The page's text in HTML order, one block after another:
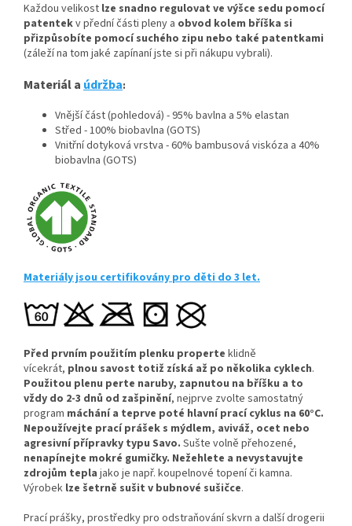
Každou velikost lze snadno regulovat ve výšce sedu pomocí
patentekv přední části pleny a obvod kolem bříška si
přizpůsobíte pomocí suchého zipu nebo také patentkami
(záleží na tom jaké zapínaní jste si při nákupu vybrali).
Materiál a údržba:
Vnější část (pohledová) - 95% bavlna a 5% elastan
Střed - 100% biobavlna (GOTS)
Vnitřní dotyková vrstva - 60% bambusová viskóza a 40%
biobavlna (GOTS)
Materiály jsou certifikovány pro děti do 3 let.
Před prvním použitím plenku properte klidně
vícekrát, plnou savost totiž získá až po několika cyklech.
Použitou plenu perte naruby, zapnutou na bříšku a to
vždy do 2-3 dnů od zašpinění, nejprve zvolte samostatný
program máchání a teprve poté hlavní prací cyklus na 60°C.
Nepoužívejte prací prášek s mýdlem, aviváž, ocet nebo
agresivní přípravky typu Savo. Sušte volně přehozené,
nenapínejte mokré gumičky. Nežehlete a nevystavujte
zdrojům tepla jako je např. koupelnové topení či kamna.
Výrobek lze šetrně sušit v bubnové sušičce.
Prací prášky, prostředky pro odstraňování skvrn a další drogerii